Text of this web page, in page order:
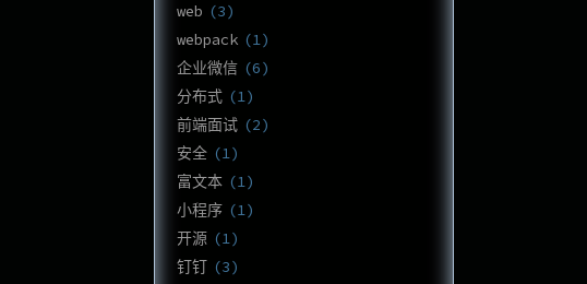
web
3
webpack
1
企业微信
6
分布式
1
前端面试
2
安全
1
富文本
1
小程序
1
开源
1
钉钉
3